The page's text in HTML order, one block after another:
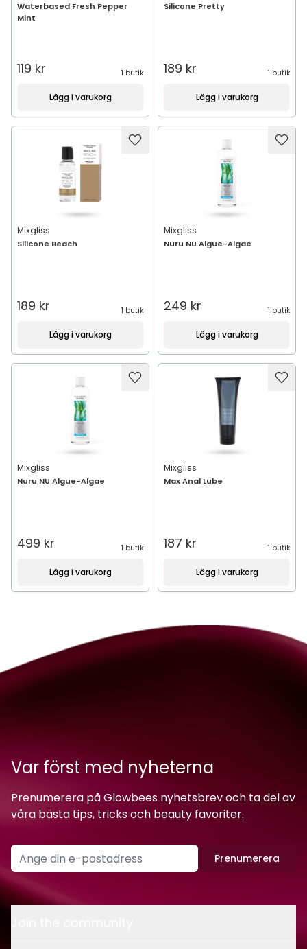
Waterbased Fresh Pepper
Mint
119 kr 1 butik
Lägg i varukorg
Silicone Pretty
189 kr 1 butik
Lägg i varukorg
Mixgliss
Silicone Beach
189 kr 1 butik
Lägg i varukorg
Mixgliss
Nuru NU Algue-Algae
249 kr 1 butik
Lägg i varukorg
Mixgliss
Nuru NU Algue-Algae
499 kr 1 butik
Lägg i varukorg
Mixgliss
Max Anal Lube
187 kr 1 butik
Lägg i varukorg
Var först med nyheterna
Prenumerera på Glowbees nyhetsbrev och ta del av
våra bästa tips, tricks och beauty favoriter.
Prenumerera